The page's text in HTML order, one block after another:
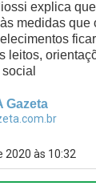
explica
medidas que
leitos,
Gazeta
2020 às 10:32